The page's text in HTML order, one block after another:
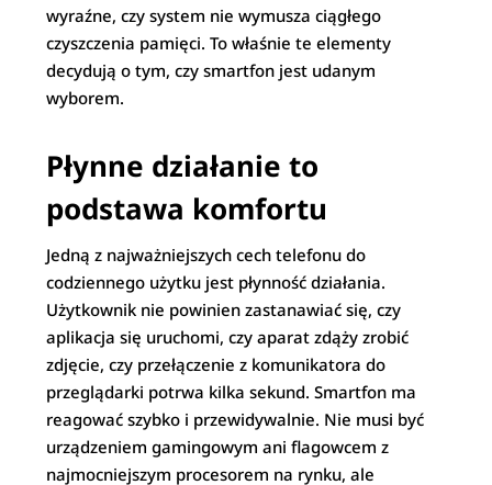
wyraźne, czy system nie wymusza ciągłego
czyszczenia pamięci. To właśnie te elementy
decydują o tym, czy smartfon jest udanym
wyborem.
Płynne działanie to
podstawa komfortu
Jedną z najważniejszych cech telefonu do
codziennego użytku jest płynność działania.
Użytkownik nie powinien zastanawiać się, czy
aplikacja się uruchomi, czy aparat zdąży zrobić
zdjęcie, czy przełączenie z komunikatora do
przeglądarki potrwa kilka sekund. Smartfon ma
reagować szybko i przewidywalnie. Nie musi być
urządzeniem gamingowym ani flagowcem z
najmocniejszym procesorem na rynku, ale